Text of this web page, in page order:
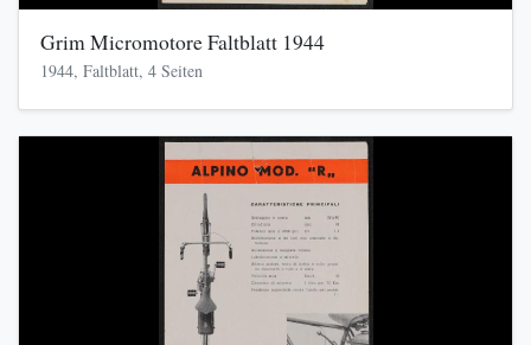
Grim Micromotore Faltblatt 1944
1944, Faltblatt, 4 Seiten